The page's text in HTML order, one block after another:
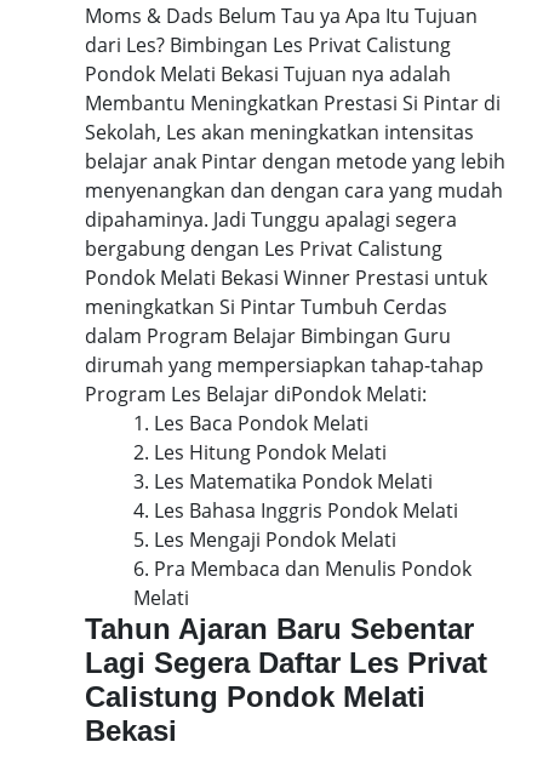
Moms & Dads Belum Tau ya Apa Itu Tujuan
dari Les? Bimbingan Les Privat Calistung
Pondok Melati Bekasi Tujuan nya adalah
Membantu Meningkatkan Prestasi Si Pintar di
Sekolah, Les akan meningkatkan intensitas
belajar anak Pintar dengan metode yang lebih
menyenangkan dan dengan cara yang mudah
dipahaminya. Jadi Tunggu apalagi segera
bergabung dengan Les Privat Calistung
Pondok Melati Bekasi Winner Prestasi untuk
meningkatkan Si Pintar Tumbuh Cerdas
dalam Program Belajar Bimbingan Guru
dirumah yang mempersiapkan tahap-tahap
Program Les Belajar diPondok Melati:
1. Les Baca Pondok Melati
2. Les Hitung Pondok Melati
3. Les Matematika Pondok Melati
4. Les Bahasa Inggris Pondok Melati
5. Les Mengaji Pondok Melati
6. Pra Membaca dan Menulis Pondok
Melati
Tahun Ajaran Baru Sebentar
Lagi Segera Daftar Les Privat
Calistung Pondok Melati
Bekasi